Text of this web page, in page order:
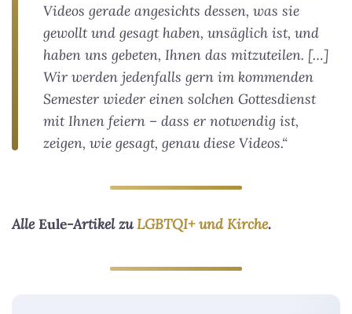
Videos gerade angesichts dessen, was sie
gewollt und gesagt haben, unsäglich ist, und
haben uns gebeten, Ihnen das mitzuteilen. […]
Wir werden jedenfalls gern im kommenden
Semester wieder einen solchen Gottesdienst
mit Ihnen feiern – dass er notwendig ist,
zeigen, wie gesagt, genau diese Videos.“
AlleEule-Artikel zuLGBTQI+ und Kirche.